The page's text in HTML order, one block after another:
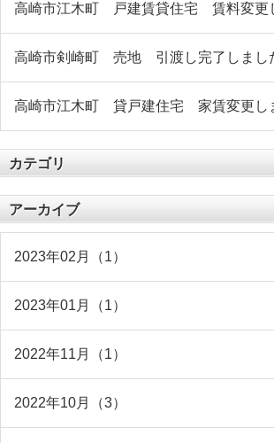
高崎市江木町 戸建賃貸住宅 賃料変更
高崎市剣崎町 売地 引渡し完了しまし
高崎市江木町 貸戸建住宅 家賃変更し
カテゴリ
アーカイブ
2023年02月（1）
2023年01月（1）
2022年11月（1）
2022年10月（3）